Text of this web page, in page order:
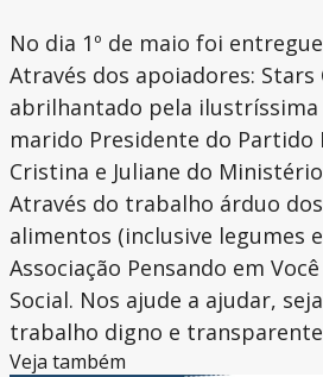
No dia 1º de maio foi
Através dos apoiadores:
abrilhantado pela ilustríssima
marido Presidente do Partido
Cristina e Juliane do
Através do trabalho árduo
alimentos (inclusive legumes
Associação Pensando em
Social. Nos ajude a ajudar,
trabalho digno e
Veja também